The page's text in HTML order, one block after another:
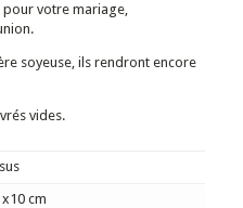
votre mariage,
soyeuse, ils rendront encore
vides.
x10 cm